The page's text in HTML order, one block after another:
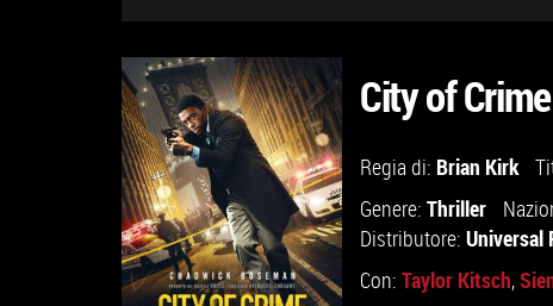
City of Crime
Regia di: Brian Kirk
Genere: Thriller
Distributore: Universal
Con: Taylor Kitsch,